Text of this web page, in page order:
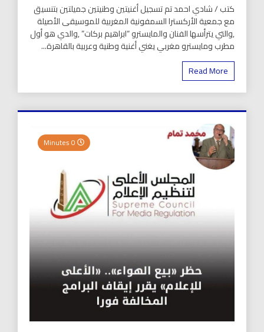
كتب / شادي احمد تم تسجيل أغنيتين وطنيتين جميلتين بتنسيق
مع جمعية الأركسترا السمفونية المغربية للموسيقى الأصيلة
,والتي يترأسها الفنان والمايسترو “ابراهيم بركات” ,والدي هو أول
مطرب ومايسترو مغربي يغني أغنية وطنية وعربية بالقاهرة...
Read More